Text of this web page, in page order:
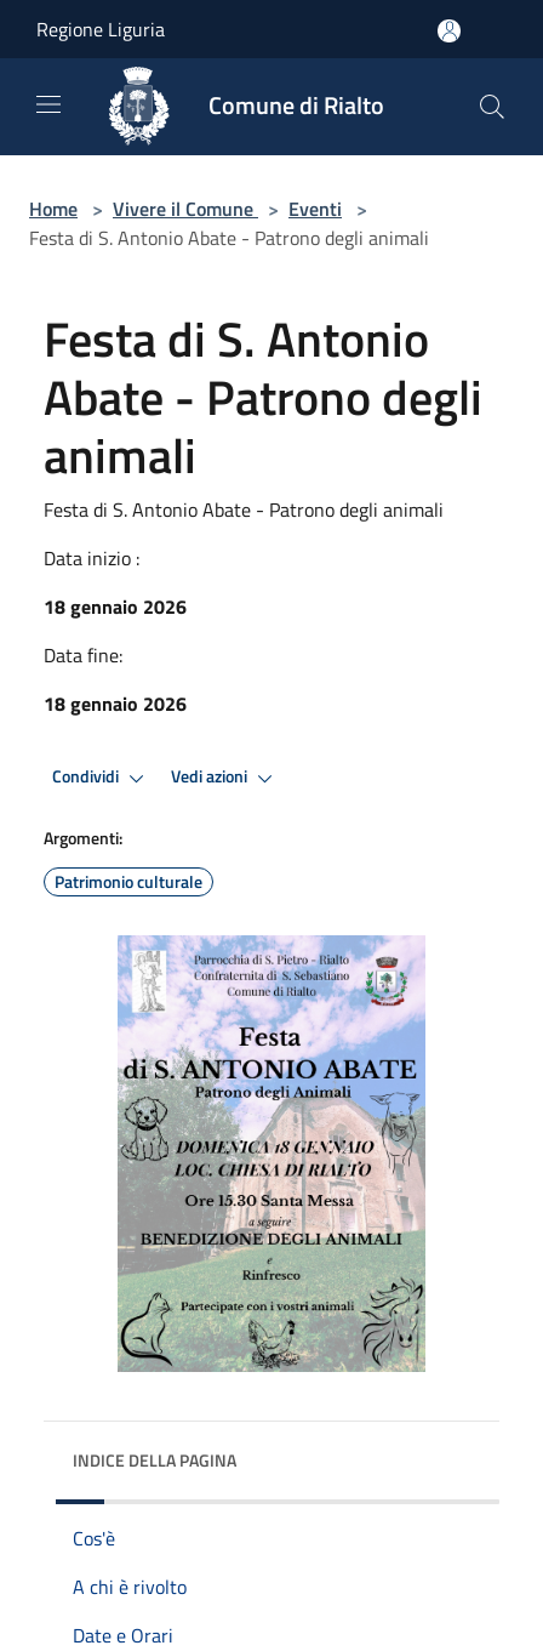
Regione Liguria
Comune di Rialto
Home > Vivere il Comune > Eventi >
Festa di S. Antonio Abate - Patrono degli animali
Festa di S. Antonio
Abate - Patrono degli
animali
Festa di S. Antonio Abate - Patrono degli animali
Data inizio :
18 gennaio 2026
Data fine:
18 gennaio 2026
Condividi Vedi azioni
Argomenti:
Patrimonio culturale
INDICE DELLA PAGINA
Cos'è
A chi è rivolto
Date e Orari